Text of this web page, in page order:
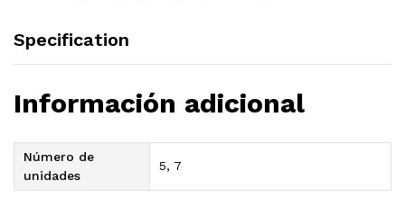
Specification
Información adicional
Número de
unidades
5, 7